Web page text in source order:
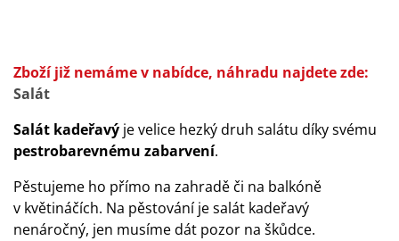
Zboží již nemáme v nabídce, náhradu najdete zde:
Salát
Salát kadeřavý je velice hezký druh salátu díky svému
pestrobarevnému zabarvení.
Pěstujeme ho přímo na zahradě či na balkóně
v květináčích. Na pěstování je salát kadeřavý
nenáročný, jen musíme dát pozor na škůdce.